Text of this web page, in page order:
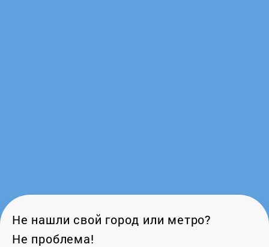
Не нашли свой город или метро?
Не проблема!